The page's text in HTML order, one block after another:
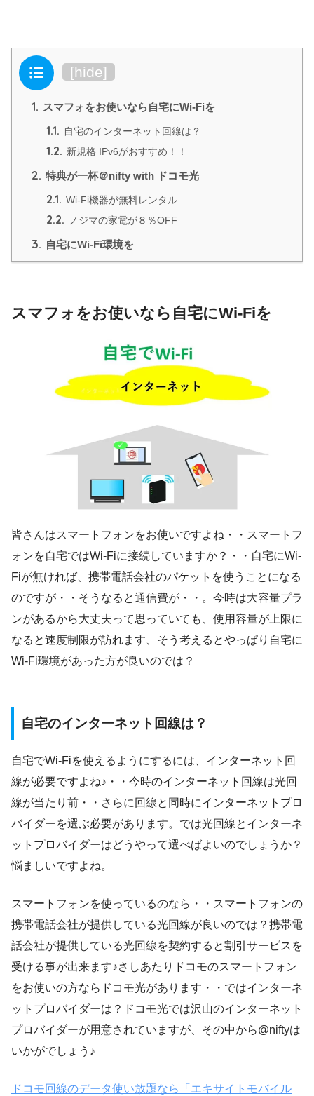
目次 [hide]
1. スマフォをお使いなら自宅にWi-Fiを
1.1. 自宅のインターネット回線は？
1.2. 新規格 IPv6がおすすめ！！
2. 特典が一杯＠nifty with ドコモ光
2.1. Wi-Fi機器が無料レンタル
2.2. ノジマの家電が８％OFF
3. 自宅にWi-Fi環境を
スマフォをお使いなら自宅にWi-Fiを
皆さんはスマートフォンをお使いですよね・・スマートフ
ォンを自宅ではWi-Fiに接続していますか？・・自宅にWi-
Fiが無ければ、携帯電話会社のパケットを使うことになる
のですが・・そうなると通信費が・・。今時は大容量プラ
ンがあるから大丈夫って思っていても、使用容量が上限に
なると速度制限が訪れます、そう考えるとやっぱり自宅に
Wi-Fi環境があった方が良いのでは？
自宅のインターネット回線は？
自宅でWi-Fiを使えるようにするには、インターネット回
線が必要ですよね♪・・今時のインターネット回線は光回
線が当たり前・・さらに回線と同時にインターネットプロ
バイダーを選ぶ必要があります。では光回線とインターネ
ットプロバイダーはどうやって選べばよいのでしょうか？
悩ましいですよね。
スマートフォンを使っているのなら・・スマートフォンの
携帯電話会社が提供している光回線が良いのでは？携帯電
話会社が提供している光回線を契約すると割引サービスを
受ける事が出来ます♪さしあたりドコモのスマートフォン
をお使いの方ならドコモ光があります・・ではインターネ
ットプロバイダーは？ドコモ光では沢山のインターネット
プロバイダーが用意されていますが、その中から@niftyは
いかがでしょう♪
ドコモ回線のデータ使い放題なら「エキサイトモバイル